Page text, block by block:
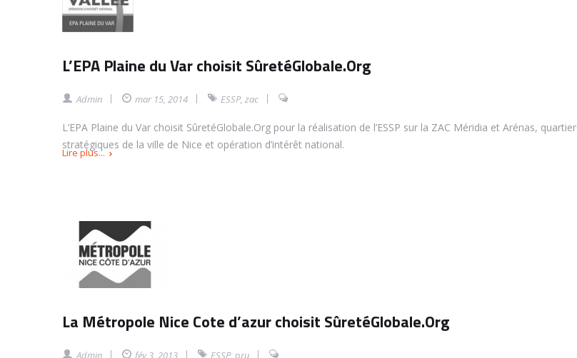
L’EPA Plaine du Var choisit SûretéGlobale.Org
Admin mar 15, 2014 ESSP, zac
L’EPA Plaine du Var choisit SûretéGlobale.Org pour la réalisation de l’ESSP sur la ZAC Méridia et Arénas,
stratégiques de la ville de Nice et opération d’intérêt national.
Lire plus...
La Métropole Nice Cote d’azur choisit SûretéGlobale.Org
Admin fév 3, 2013 ESSP, pru